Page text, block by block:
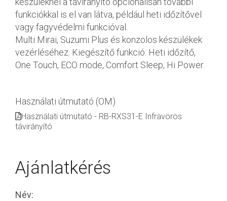
funkciókkal is el van látva, például heti időzítővel
vagy fagyvédelmi funkcióval.
Multi Mirai, Suzumi Plus és konzolos készülékek
vezérléséhez. Kiegészítő funkció: Heti időzítő,
One Touch, ECO mode, Comfort Sleep, Hi Power.
Használati útmutató (OM)
Használati útmutató - RB-RXS31-E Infravörös
távirányító
Ajánlatkérés
Név: